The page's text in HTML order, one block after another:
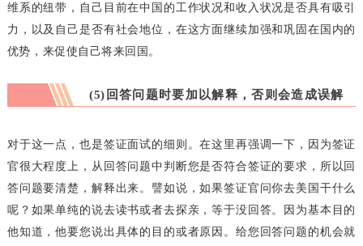
维系的纽带，自己目前在中国的工作状况和收入状况是否具有吸引
力，以及自己是否有社会地位，在这方面继续加强和巩固在国内的
优势，来促使自己将来回国。
(5)回答问题时要加以解释，否则会造成误解
对于这一点，也是签证面试的细则。在这里再强调一下，因为签证
官很大程度上，从回答问题中判断您是否符合签证的要求，所以回
答问题要清楚，解释出来。譬如说，如果签证官问你去美国干什么
呢？如果单纯的说去读书或者去探亲，等于没回答。因为基本目的
他知道，他要您说出具体的目的或者原因。给您回答问题的机会就